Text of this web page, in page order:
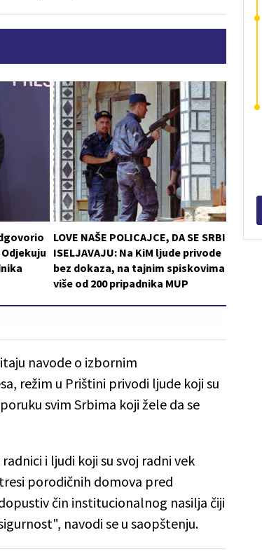
LOVE NAŠE POLICAJCE, DA SE SRBI
ISELJAVAJU: Na KiM ljude privode
bez dokaza, na tajnim spiskovima
više od 200 pripadnika MUP
navode o izbornim
režim u Prištini privodi ljude koji su
svim Srbima koji žele da se
i ljudi koji su svoj radni vek
porodičnih domova pred
čin institucionalnog nasilja čiji
navodi se u saopštenju.